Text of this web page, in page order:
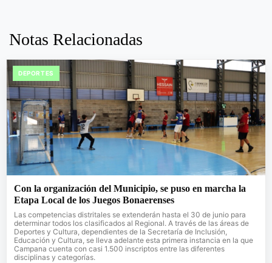
Notas Relacionadas
DEPORTES
Con la organización del Municipio, se puso en marcha la
Etapa Local de los Juegos Bonaerenses
Las competencias distritales se extenderán hasta el 30 de junio para
determinar todos los clasificados al Regional. A través de las áreas de
Deportes y Cultura, dependientes de la Secretaría de Inclusión,
Educación y Cultura, se lleva adelante esta primera instancia en la que
Campana cuenta con casi 1.500 inscriptos entre las diferentes
disciplinas y categorías.